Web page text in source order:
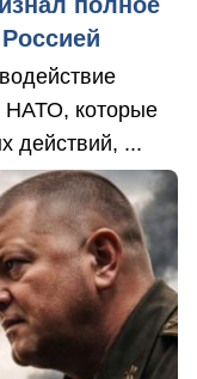
НАТО, которые
действий, ...